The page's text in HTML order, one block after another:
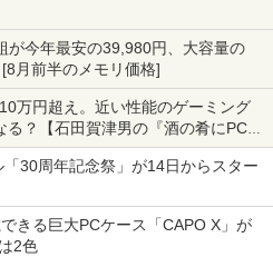
が今年最安の39,980円、大容量の
月前半のメモリ価格]
万円超え。近い性能のゲーミング
？【石田賀津男の『酒の肴にPCゲ
30周年記念祭」が14日からスター
きる巨大PCケース「CAPO X」が
2色